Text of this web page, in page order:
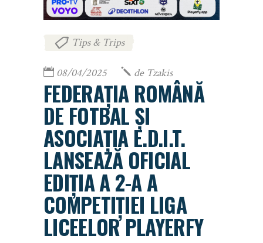
Tips & Trips
08/04/2025 de Tzakis
FEDERAȚIA ROMÂNĂ
DE FOTBAL ȘI
ASOCIAȚIA E.D.I.T.
LANSEAZĂ OFICIAL
EDIȚIA A 2-A A
COMPETIȚIEI LIGA
LICEELOR PLAYERFY